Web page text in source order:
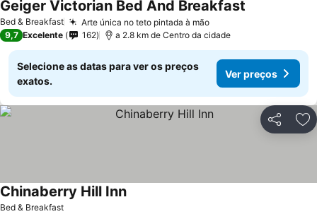
Bed & Breakfast Arte única no teto pintada à mãoVer preços
Geiger Victorian Bed And Breakfast
9,7 Excelente 162 a 2.8 km de Centro da cidade
Selecione as datas para ver os preços
exatos.
Ver preços
Partilhar
Bed & Breakfast
Chinaberry Hill InnVer preços